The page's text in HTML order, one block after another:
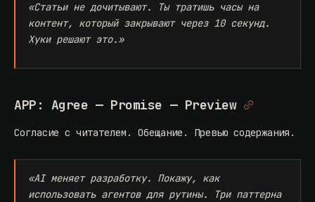
«Статьи не дочитывают. Ты тратишь часы на
контент, который закрывают через 10 секунд.
Хуки решают это.»
APP: Agree — Promise — Preview
Согласие с читателем. Обещание. Превью содержания.
«AI меняет разработку. Покажу, как
использовать агентов для рутины. Три паттерна